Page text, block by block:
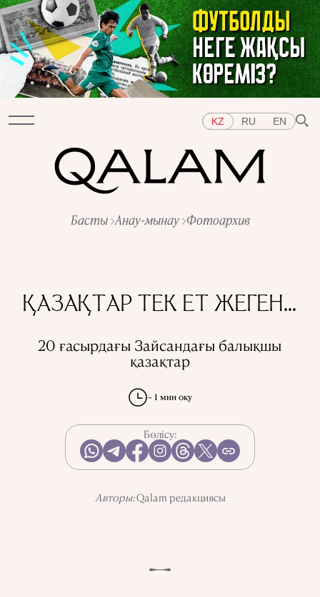
KZ RU EN
ШЫҒЫС
БАТЫС ОРТАЛЫҚ АЗИЯ
ҚАЗАҚСТАН
АДАМДАР
ӨНЕР ТАРИХ ДӘМІ
ҚАЛАЛАР
ҒЫЛЫМ ТАРИХЫ
МАМАНДЫҚТАР
ҚҰПИЯЛЫЛЫҚ САЯСАТЫ
QALAM ЖОБАСЫ ТУРАЛЫ
QALAM-ДАҒЫ ЖАРНАМА
БІЗДІҢ АВТОРЛАР
Басты Анау-мынау Фотоархив
ҚАЗАҚТАР ТЕК ЕТ ЖЕГЕН…
20 ғасырдағы Зайсандағы балықшы
қазақтар
~ 1 мин оқу
Бөлісу:
Авторы:Qalam редакциясы